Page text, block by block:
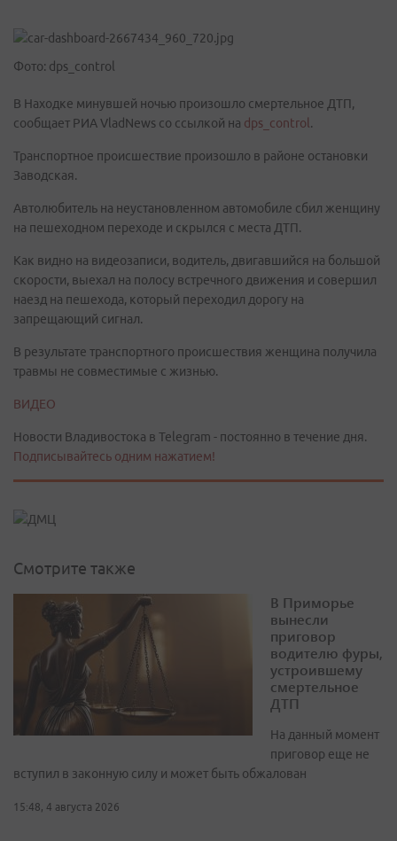
Фото: dps_control
В Находке минувшей ночью произошло смертельное ДТП,
сообщает РИА VladNews со ссылкой на dps_control .
Транспортное происшествие произошло в районе остановки
Заводская.
Автолюбитель на неустановленном автомобиле сбил женщину
на пешеходном переходе и скрылся с места ДТП.
Как видно на видеозаписи, водитель, двигавшийся на большой
скорости, выехал на полосу встречного движения и совершил
наезд на пешехода, который переходил дорогу на
запрещающий сигнал.
В результате транспортного происшествия женщина получила
травмы не совместимые с жизнью.
ВИДЕО
Новости Владивостока в Telegram - постоянно в течение дня.
Подписывайтесь одним нажатием!
Смотрите также
В Приморье
вынесли
приговор
водителю фуры,
устроившему
смертельное
ДТП
На данный момент
приговор еще не
вступил в законную силу и может быть обжалован
15:48, 4 августа 2026